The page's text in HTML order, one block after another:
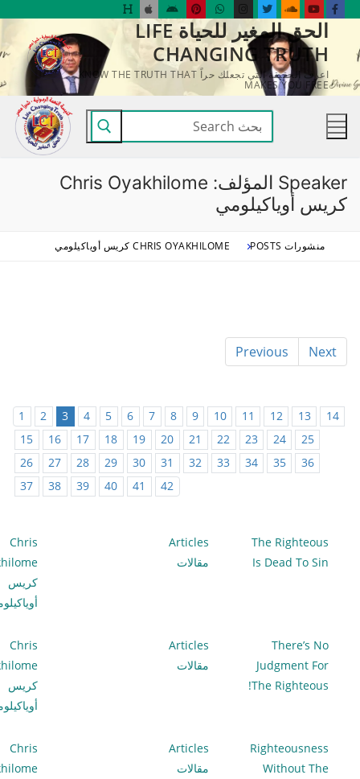
التجاوز
المحتوى
الحق المغير للحياة LIFE
CHANGING TRUTH
اعرف الحقيقة التي تجعلك حراً KNOW THE TRUTH THAT
MAKES YOU FREE
البحث
عن:
Speaker المؤلف:
Chris Oyakhilome
كريس أوياكيلومي
منشورات POSTS CHRIS OYAKHILOME كريس أوياكيلومي
Previous Next
1 2 3 4 5 6 7 8 9 10 11 12 13
14
15
16 17 18 19 20 21 22 23 24
25
26
27 28 29 30 31 32 33 34 35
36
37
38 39 40 41 42
The Righteous
Is Dead To Sin
Articles
مقالات
Chris
كريس
There’s No
Judgment For
The Righteous!
Articles
مقالات
Chris
كريس
Righteousness
Without The
Articles
مقالات
Chris